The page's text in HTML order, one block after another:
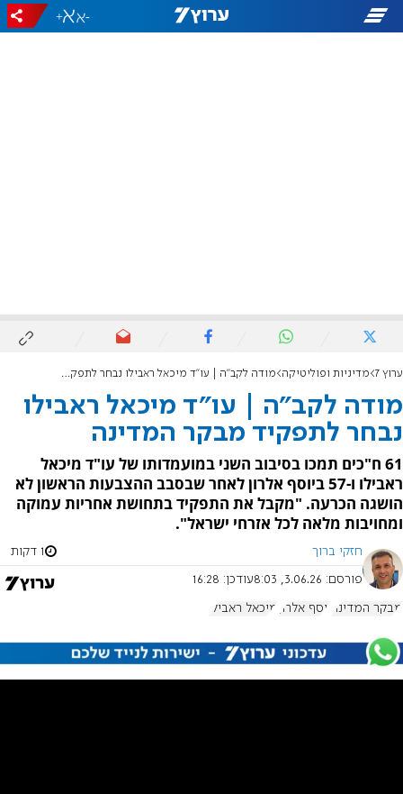
-
+
ערוץ 7 מדיניות ופוליטיקה מודה לקב"ה | עו"ד מיכאל ראבילו נבחר לתפקיד מבקר המדינה
מודה לקב"ה | עו"ד מיכאל ראבילו
נבחר לתפקיד מבקר המדינה
61 ח"כים תמכו בסיבוב השני במועמדותו של עו"ד מיכאל
ראבילו ו-57 ביוסף אלרון לאחר שבסבב ההצבעות הראשון לא
הושגה הכרעה. "מקבל את התפקיד בתחושת אחריות עמוקה
ומחויבות מלאה לכל אזרחי ישראל".
חזקי ברוך 1 דקות
פורסם: 3.06.26, 8:03 עודכן: 16:28
מבקר המדינה יוסף אלרון מיכאל ראבילו